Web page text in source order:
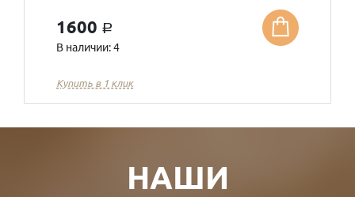
1600 a
В наличии: 4
Купить в 1 клик
НАШИ